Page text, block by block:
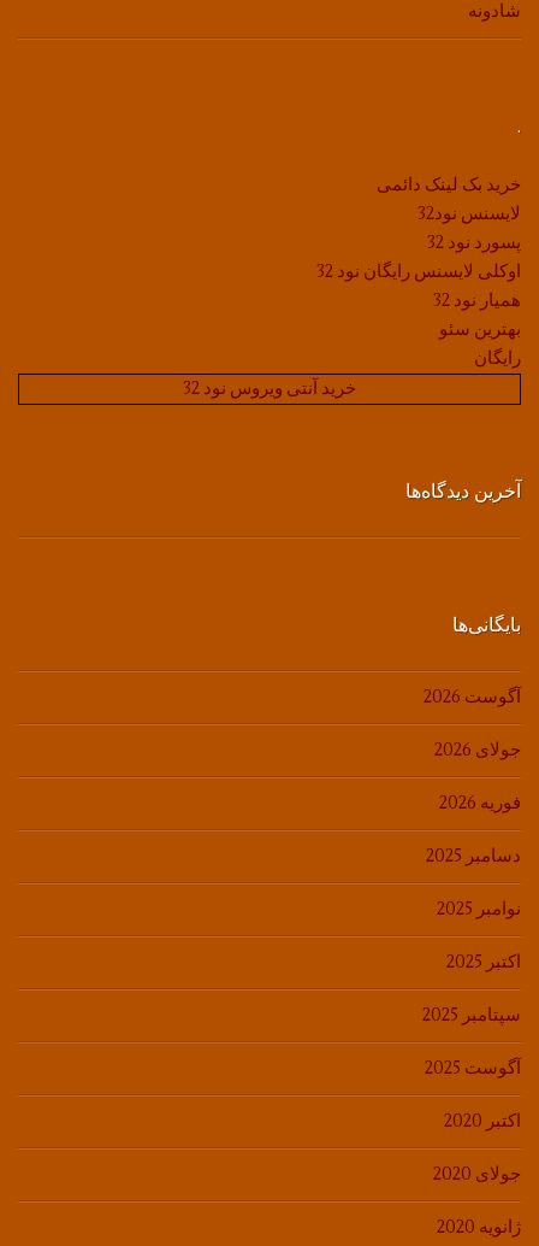
شادونه
.
خرید بک لینک دائمی
لایسنس نود32
پسورد نود 32
اوکلی لایسنس رایگان نود 32
همیار نود 32
بهترین سئو
رایگان
خرید آنتی ویروس نود 32
آخرین دیدگاه‌ها
بایگانی‌ها
آگوست 2026
جولای 2026
فوریه 2026
دسامبر 2025
نوامبر 2025
اکتبر 2025
سپتامبر 2025
آگوست 2025
اکتبر 2020
جولای 2020
ژانویه 2020